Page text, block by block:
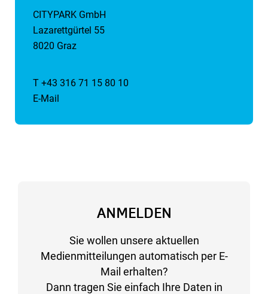
CITYPARK GmbH
Lazarettgürtel 55
8020 Graz
T +43 316 71 15 80 10
E-Mail
ANMELDEN
Sie wollen unsere aktuellen
Medienmitteilungen automatisch per E-
Mail erhalten?
Dann tragen Sie einfach Ihre Daten in